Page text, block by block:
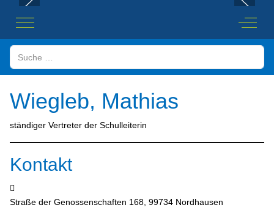
Mobile Menu Toggle Off-
Suchen
Wiegleb, Mathias
ständiger Vertreter der Schulleiterin
Kontakt
Straße der Genossenschaften 168, 99734 Nordhausen